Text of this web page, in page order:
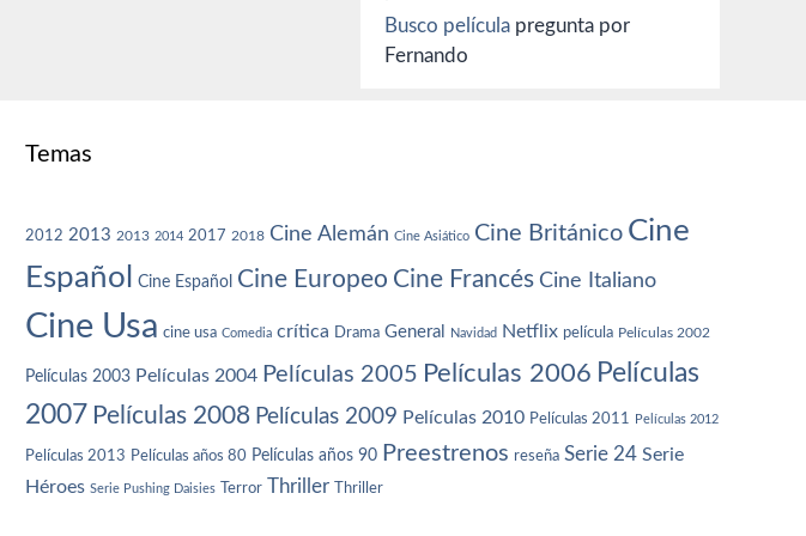
Busco película pregunta por
Fernando
Temas
2012 2013 2013 2014 2017 2018 Cine Alemán Cine Asiático Cine Británico Cine
Español
Cine Español Cine Europeo Cine Francés Cine Italiano
Cine Usa cine usa Comedia crítica Drama General Navidad Netflix película Películas 2002
Películas 2003 Películas 2004 Películas 2005 Películas 2006 Películas
2007 Películas 2008 Películas 2009 Películas 2010 Películas 2011 Películas 2012
Películas 2013 Películas años 80 Películas años 90 Preestrenos reseña Serie 24 Serie
Héroes Serie Pushing Daisies Terror Thriller Thriller